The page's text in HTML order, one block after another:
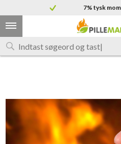
7% tysk
Grænselandets